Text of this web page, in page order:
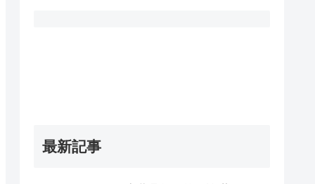
最新記事